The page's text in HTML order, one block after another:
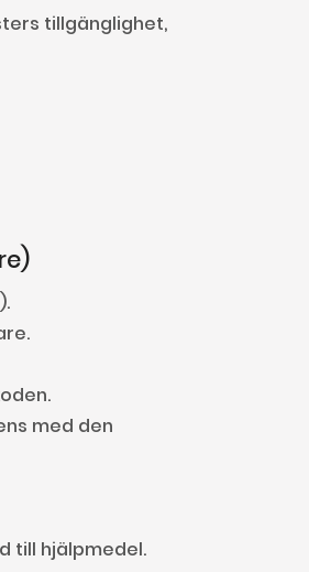
tillgänglighet,
med den
till hjälpmedel.